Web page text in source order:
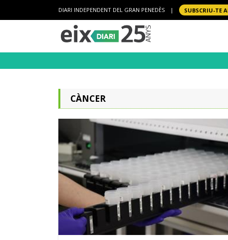
DIARI INDEPENDENT DEL GRAN PENEDÈS | SUBSCRIU-TE
CÀNCER